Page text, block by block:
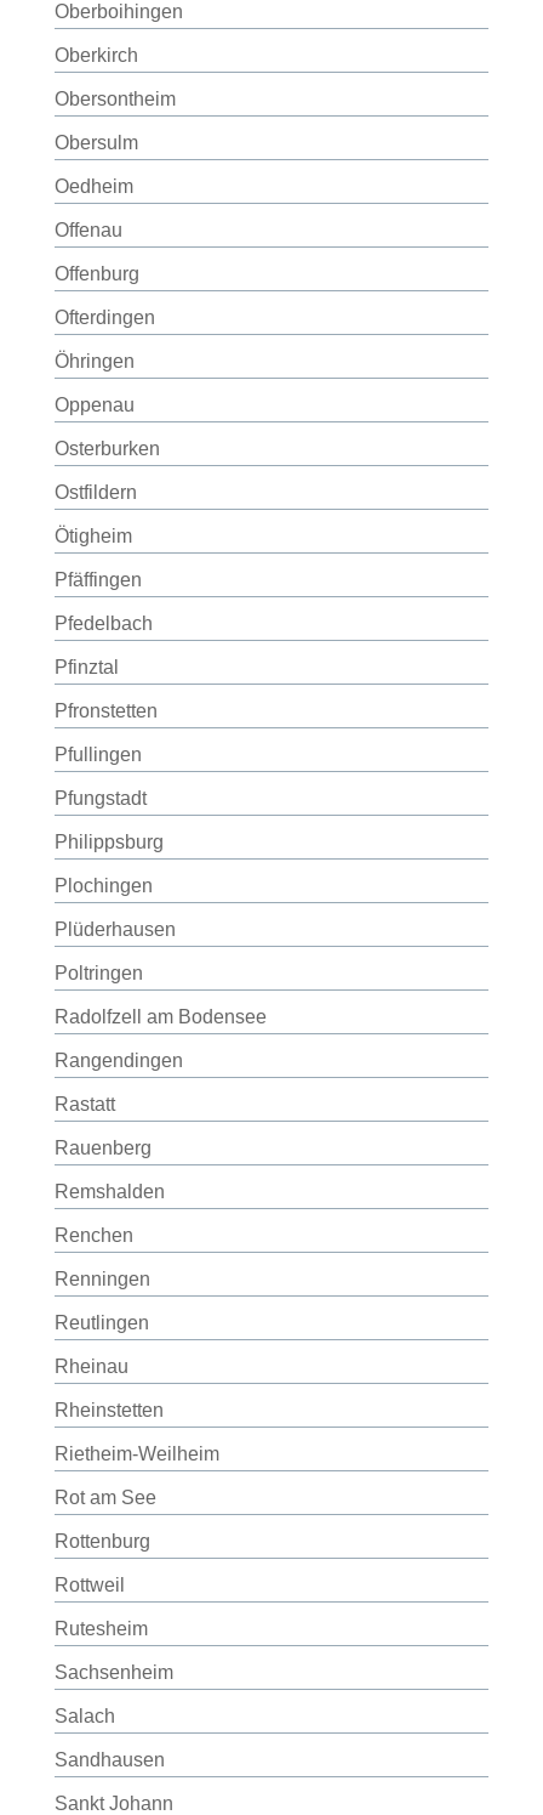
Oberboihingen
Oberkirch
Obersontheim
Obersulm
Oedheim
Offenau
Offenburg
Ofterdingen
Öhringen
Oppenau
Osterburken
Ostfildern
Ötigheim
Pfäffingen
Pfedelbach
Pfinztal
Pfronstetten
Pfullingen
Pfungstadt
Philippsburg
Plochingen
Plüderhausen
Poltringen
Radolfzell am Bodensee
Rangendingen
Rastatt
Rauenberg
Remshalden
Renchen
Renningen
Reutlingen
Rheinau
Rheinstetten
Rietheim-Weilheim
Rot am See
Rottenburg
Rottweil
Rutesheim
Sachsenheim
Salach
Sandhausen
Sankt Johann